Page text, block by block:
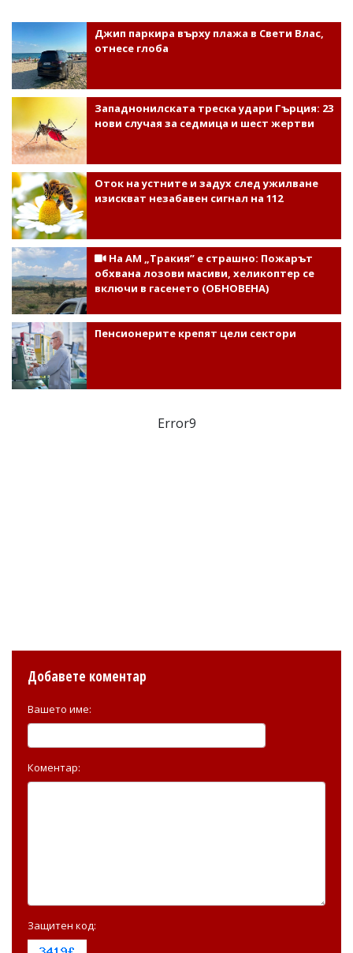
Джип паркира върху плажа в Свети Влас,
отнесе глоба
Западнонилската треска удари Гърция: 23
нови случая за седмица и шест жертви
Оток на устните и задух след ужилване
изискват незабавен сигнал на 112
На АМ „Тракия” е страшно: Пожарът
обхвана лозови масиви, хеликоптер се
включи в гасенето (ОБНОВЕНА)
Пенсионерите крепят цели сектори
Error9
Добавете коментар
Вашето име:
Коментар:
Защитен код: